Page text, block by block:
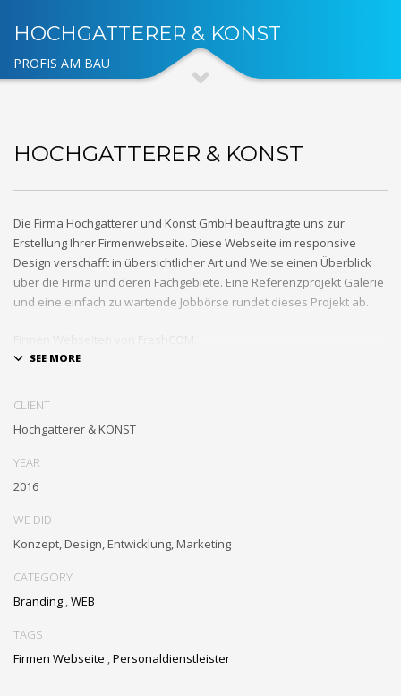
HOCHGATTERER & KONST
PROFIS AM BAU
HOCHGATTERER & KONST
Die Firma Hochgatterer und Konst GmbH beauftragte uns zur
Erstellung Ihrer Firmenwebseite. Diese Webseite im responsive
Design verschafft in übersichtlicher Art und Weise einen Überblick
über die Firma und deren Fachgebiete. Eine Referenzprojekt Galerie
und eine einfach zu wartende Jobbörse rundet dieses Projekt ab.
CLIENT
Hochgatterer & KONST
YEAR
2016
WE DID
Konzept, Design, Entwicklung, Marketing
CATEGORY
Branding WEB
TAGS
Firmen Webseite Personaldienstleister